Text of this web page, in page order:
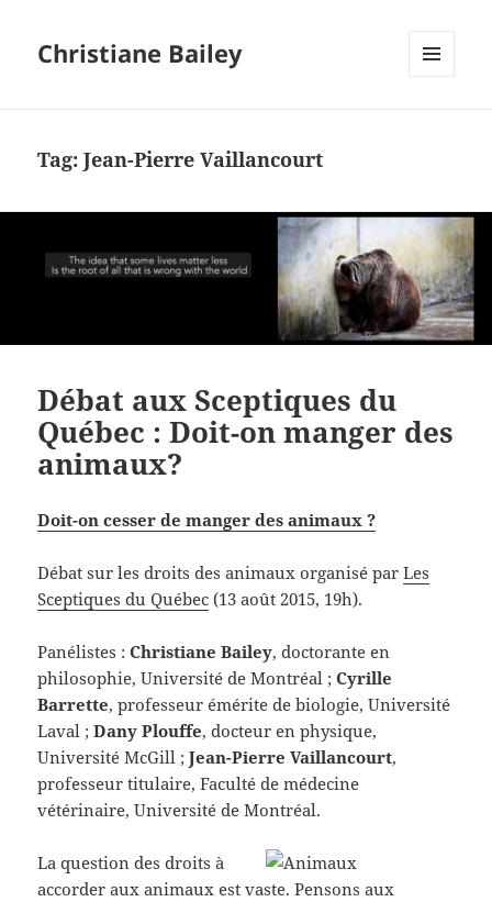
Christiane Bailey
Tag:Jean-Pierre Vaillancourt
Débat aux Sceptiques du
Québec : Doit-on manger des
animaux?
Doit-on cesser de manger des animaux ?
Débat sur les droits des animaux organisé parLes
Sceptiques du Québec (13 août 2015, 19h).
Panélistes :Christiane Bailey, doctorante en
philosophie, Université de Montréal ;Cyrille
Barrette, professeur émérite de biologie, Université
Laval ;Dany Plouffe, docteur en physique,
Université McGill ;Jean-Pierre Vaillancourt,
professeur titulaire, Faculté de médecine
vétérinaire, Université de Montréal.
La question des droits à
accorder aux animaux est vaste. Pensons aux